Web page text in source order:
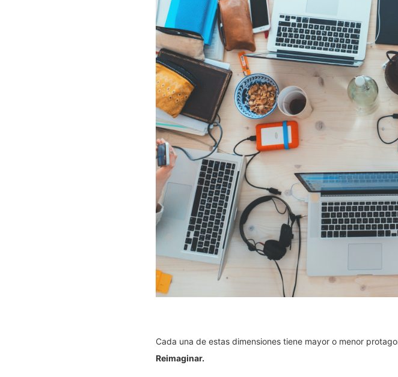
Cada una de estas dimensiones tiene mayor o menor
Reimaginar.